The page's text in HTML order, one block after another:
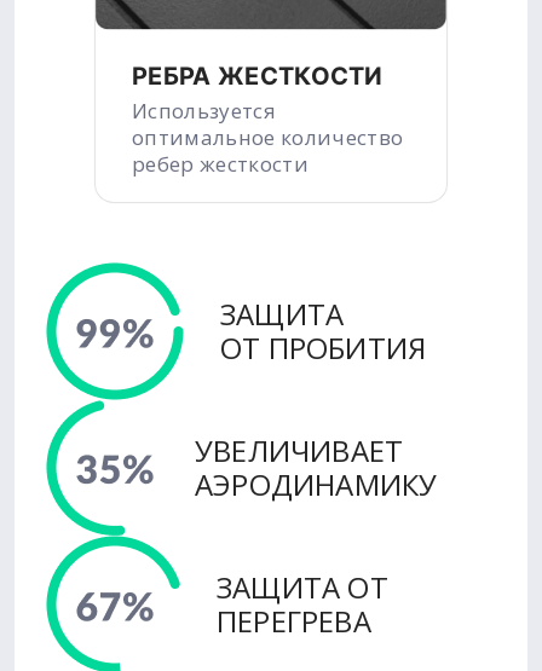
РЕБРА ЖЕСТКОСТИ
Используется
оптимальное количество
ребер жесткости
ЗАЩИТА
ОТ ПРОБИТИЯ
УВЕЛИЧИВАЕТ
АЭРОДИНАМИКУ
ЗАЩИТА ОТ
ПЕРЕГРЕВА